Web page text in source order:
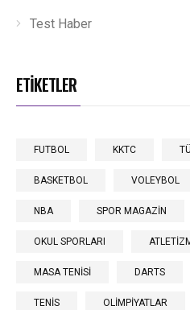
Test Haber
ETIKETLER
FUTBOL KKTC
BASKETBOL VOLEYBOL
NBA SPOR MAGAZİN
OKUL SPORLARI
MASA TENİSİ DARTS
TENİS OLİMPİYATLAR